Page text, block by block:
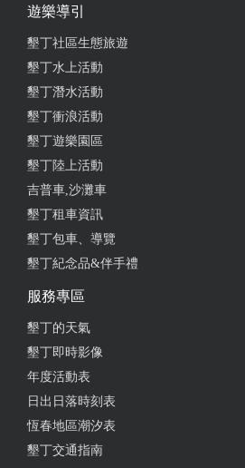
一進門邊看到幾輛哈雷機車，
合影拍照。屋內裝潢擺設都很
心情。菜色擺盤經過用心裝扮
得能吃到河豚的料理，滿足口
老闆服務熱忱，餐點同事們都
遊樂導引
墾丁社區生態旅遊
墾丁水上活動
墾丁潛水活動
墾丁衝浪活動
墾丁遊樂園區
墾丁陸上活動
吉普車,沙灘車
墾丁租車資訊
墾丁包車、導覽
墾丁紀念品&伴手禮
服務專區
墾丁的天氣
墾丁即時影像
年度活動表
日出日落時刻表
恆春地區潮汐表
墾丁交通指南